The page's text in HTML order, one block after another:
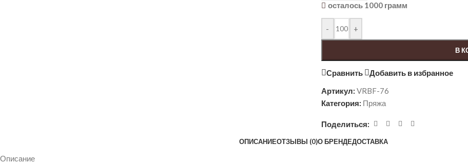
осталось 1000 грамм
- +
В
Сравнить
Добавить в избранное
Артикул: VRBF-76
Категория: Пряжа
Поделиться:
ОПИСАНИЕОТЗЫВЫ (0)О БРЕНДЕДОСТАВКА
Описание